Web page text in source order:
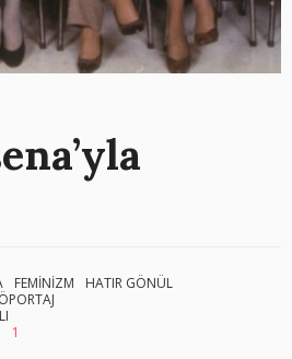
FEMİNİZM
HATIR GÖNÜL
1